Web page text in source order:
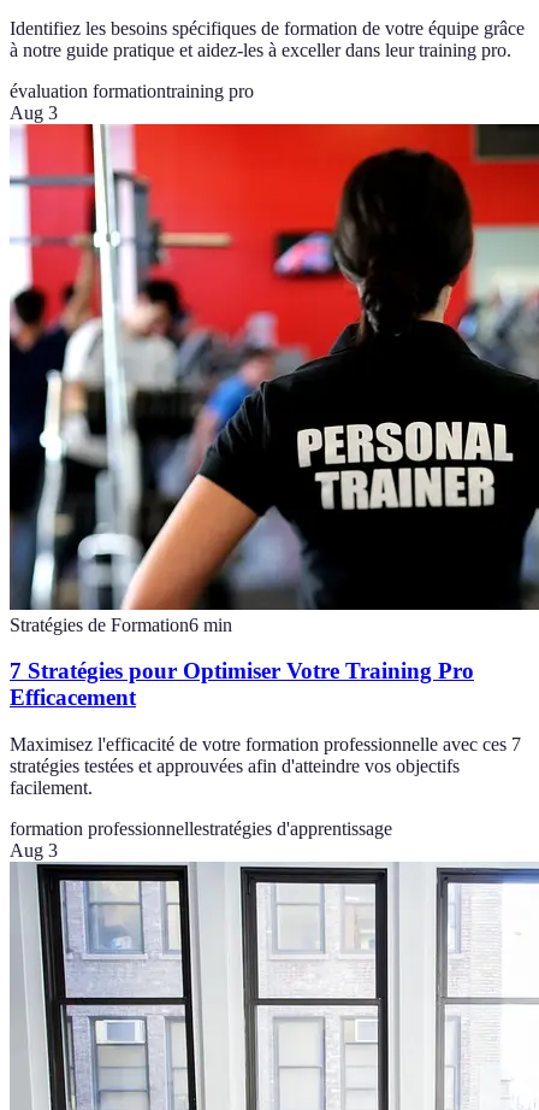
Identifiez les besoins spécifiques de formation de votre équipe grâce
à notre guide pratique et aidez-les à exceller dans leur training pro.
évaluation formationtraining pro
Aug 3
Stratégies de Formation6 min
7 Stratégies pour Optimiser Votre Training Pro
Efficacement
Maximisez l'efficacité de votre formation professionnelle avec ces 7
stratégies testées et approuvées afin d'atteindre vos objectifs
facilement.
formation professionnellestratégies d'apprentissage
Aug 3